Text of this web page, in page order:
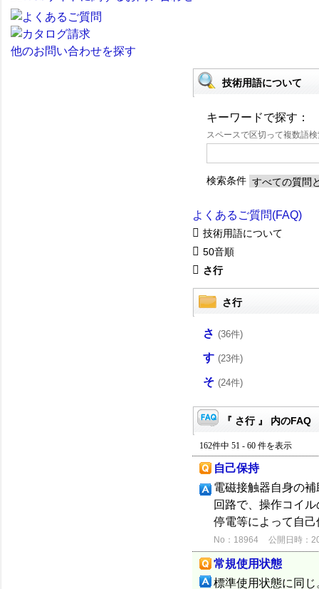
他のお問い合わせを探す
技術用語について
キーワードで探す：
スペースで区切って複数語
検索条件
よくあるご質問(FAQ)
技術用語について
50音順
さ行
さ行
さ (36件)
す (23件)
そ (24件)
『 さ行 』 内のFAQ
162件中 51 - 60 件を表示
自己保持
電磁接触器自身の
回路で、操作コイ
停電等によって自
No：18964 公開日時：
常規使用状態
標準使用状態に同